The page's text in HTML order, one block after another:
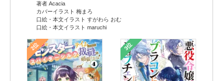
著者 Acacia
カバーイラスト 梅まろ
口絵・本文イラスト すがわら おむ
口絵・本文イラスト maruchi
2位 3位